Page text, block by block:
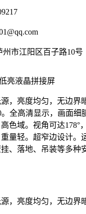
市江阳区百子路10号
亮液晶拼接屏
，亮度均匀，无边界
。全高清显示，画面细
色域。视角可达178°
量轻。超窄边设计。
、落地、吊装等多种
，亮度均匀，无边界